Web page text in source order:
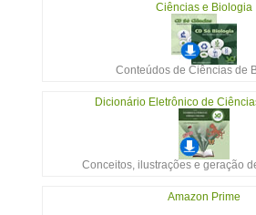
Ciências e Biologia
Conteúdos de Ciências de
Dicionário Eletrônico de
Conceitos, ilustrações e geração
Amazon Prime